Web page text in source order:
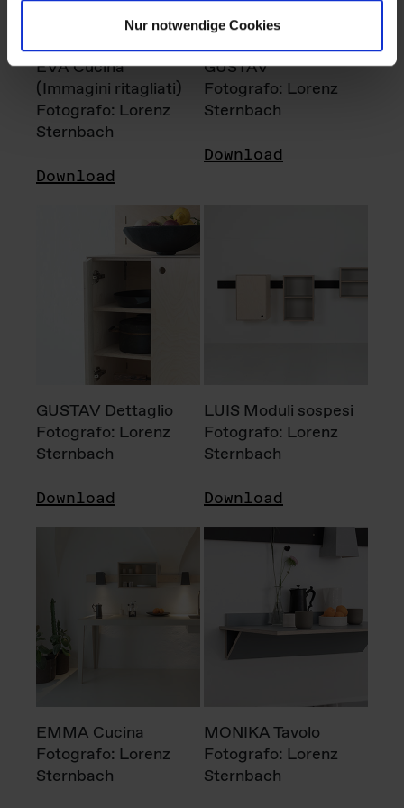
Nur notwendige Cookies
EVA Cucina
(Immagini ritagliati)
Fotografo: Lorenz
Sternbach
Download
GUSTAV
Fotografo: Lorenz
Sternbach
Download
GUSTAV Dettaglio
Fotografo: Lorenz
Sternbach
Download
LUIS Moduli sospesi
Fotografo: Lorenz
Sternbach
Download
EMMA Cucina
Fotografo: Lorenz
Sternbach
MONIKA Tavolo
Fotografo: Lorenz
Sternbach